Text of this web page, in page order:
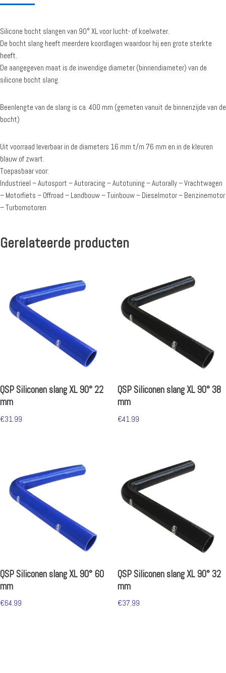
Silicone bocht slangen van 90° XL voor lucht- of koelwater.
De bocht slang heeft meerdere koordlagen waardoor hij een grote sterkte
heeft.
De aangegeven maat is de inwendige diameter (binnendiameter) van de
silicone bocht slang.
Beenlengte van de slang is ca. 400 mm (gemeten vanuit de binnenzijde van de
bocht)
Uit voorraad leverbaar in de diameters 16 mm t/m 76 mm en in de kleuren
blauw of zwart.
Toepasbaar voor:
Industrieel – Autosport – Autoracing – Autotuning – Autorally – Vrachtwagen
– Motorfiets – Offroad – Landbouw – Tuinbouw – Dieselmotor – Benzinemotor
– Turbomotoren
Gerelateerde producten
QSP Siliconen slang XL 90° 22
mm
€31.99
QSP Siliconen slang XL 90° 38
mm
€41.99
QSP Siliconen slang XL 90° 60
mm
€64.99
QSP Siliconen slang XL 90° 32
mm
€37.99